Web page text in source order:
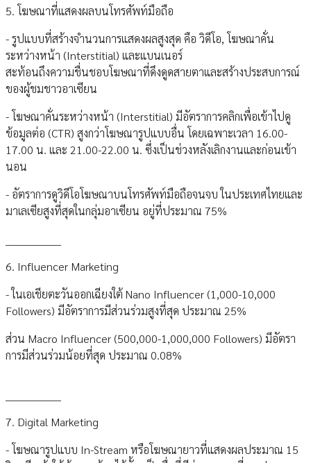
5. โฆษณาที่แสดงผลบนโทรศัพท์มือถือ
- รูปแบบที่สร้างจำนวนการแสดงผลสูงสุด คือ วิดีโอ, โฆษณาคั่น
ระหว่างหน้า (Interstitial) และแบนเนอร์
สะท้อนถึงความชื่นชอบโฆษณาที่ดึงดูดสายตาและสร้างประสบการณ์
ของผู้ชมชาวอาเซียน
- โฆษณาคั่นระหว่างหน้า (Interstitial) มีอัตราการคลิกเพื่อเข้าไปดู
ข้อมูลต่อ (CTR) สูงกว่าโฆษณารูปแบบอื่น โดยเฉพาะเวลา 16.00-
17.00 น. และ 21.00-22.00 น. ซึ่งเป็นช่วงหลังเลิกงานและก่อนเข้า
นอน
- อัตราการดูวิดีโอโฆษณาบนโทรศัพท์มือถือจนจบ ในประเทศไทยและ
มาเลเซียสูงที่สุดในกลุ่มอาเซียน อยู่ที่ประมาณ 75%
6. Influencer Marketing
- ในเอเชียตะวันออกเฉียงใต้ Nano Influencer (1,000-10,000
Followers) มีอัตราการมีส่วนร่วมสูงที่สุด ประมาณ 25%
ส่วน Macro Influencer (500,000-1,000,000 Followers) มีอัตรา
การมีส่วนร่วมน้อยที่สุด ประมาณ 0.08%
7. Digital Marketing
- โฆษณารูปแบบ In-Stream หรือโฆษณายาวที่แสดงผลประมาณ 15